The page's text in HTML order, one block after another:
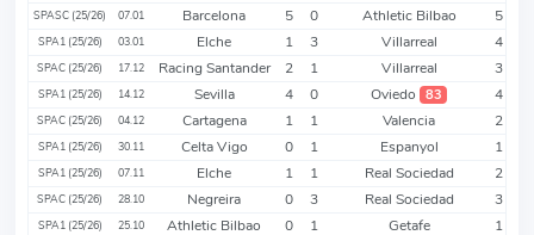
SPASC (25/26) 07.01 Barcelona 5 0 Athletic Bilbao 5
SPA1 (25/26) 03.01 Elche 1 3 Villarreal 4
SPAC (25/26) 17.12 Racing Santander 2 1 Villarreal 3
SPA1 (25/26) 14.12 Sevilla 4 0 Oviedo 83 4
SPAC (25/26) 04.12 Cartagena 1 1 Valencia 2
SPA1 (25/26) 30.11 Celta Vigo 0 1 Espanyol 1
SPA1 (25/26) 07.11 Elche 1 1 Real Sociedad 2
SPAC (25/26) 28.10 Negreira 0 3 Real Sociedad 3
SPA1 (25/26) 25.10 Athletic Bilbao 0 1 Getafe 1